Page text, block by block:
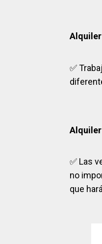
✅
✅ Las
no
que